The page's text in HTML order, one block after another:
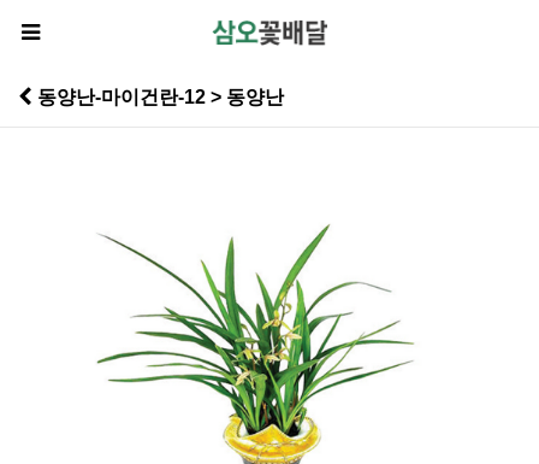
동양난-마이건란-12 > 동양난